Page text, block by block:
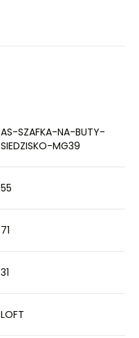
AS-SZAFKA-NA-BUTY-
SIEDZISKO-MG39
55
71
31
LOFT